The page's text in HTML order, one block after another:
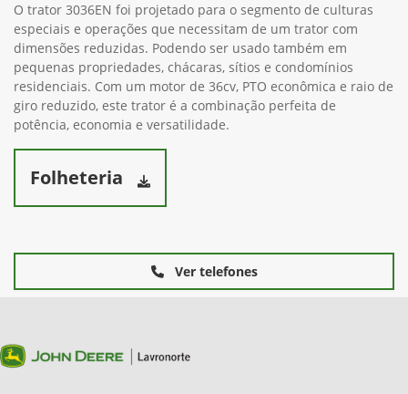
O trator 3036EN foi projetado para o segmento de culturas
especiais e operações que necessitam de um trator com
dimensões reduzidas. Podendo ser usado também em
pequenas propriedades, chácaras, sítios e condomínios
residenciais. Com um motor de 36cv, PTO econômica e raio de
giro reduzido, este trator é a combinação perfeita de
potência, economia e versatilidade.
Folheteria
Ver telefones